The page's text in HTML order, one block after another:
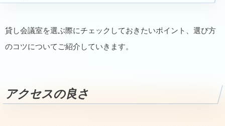
貸し会議室を選ぶ際にチェックしておきたいポイント、選び方
のコツについてご紹介していきます。
アクセスの良さ